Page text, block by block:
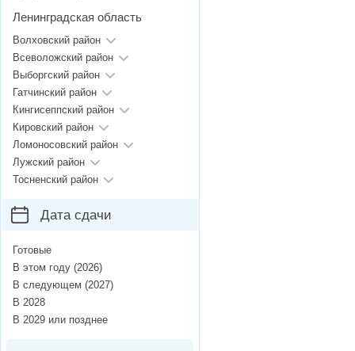
Ленинградская область
Волховский район
Всеволожский район
Выборгский район
Гатчинский район
Кингисеппский район
Кировский район
Ломоносовский район
Лужский район
Тосненский район
Дата сдачи
Готовые
В этом году (2026)
В следующем (2027)
В 2028
В 2029 или позднее